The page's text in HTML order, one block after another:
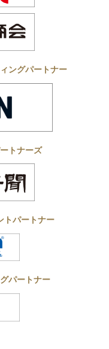
ングパートナー
トナーズ
トパートナー
パートナー